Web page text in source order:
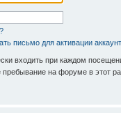
письмо для активации
входить при каждом
на форуме в этот